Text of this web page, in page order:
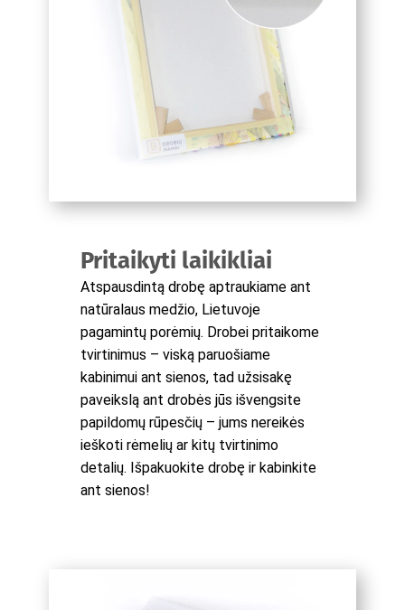
Pritaikyti laikikliai
Atspausdintą drobę aptraukiame ant
natūralaus medžio, Lietuvoje
pagamintų porėmių. Drobei pritaikome
tvirtinimus – viską paruošiame
kabinimui ant sienos, tad užsisakę
paveikslą ant drobės jūs išvengsite
papildomų rūpesčių – jums nereikės
ieškoti rėmelių ar kitų tvirtinimo
detalių. Išpakuokite drobę ir kabinkite
ant sienos!